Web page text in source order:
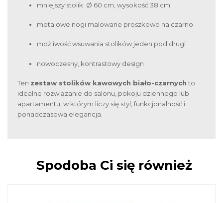
mniejszy stolik: Ø 60 cm, wysokość 38 cm
metalowe nogi malowane proszkowo na czarno
możliwość wsuwania stolików jeden pod drugi
nowoczesny, kontrastowy design
Ten zestaw stolików kawowych biało-czarnych to
idealne rozwiązanie do salonu, pokoju dziennego lub
apartamentu, w którym liczy się styl, funkcjonalność i
ponadczasowa elegancja.
Spodoba Ci się również